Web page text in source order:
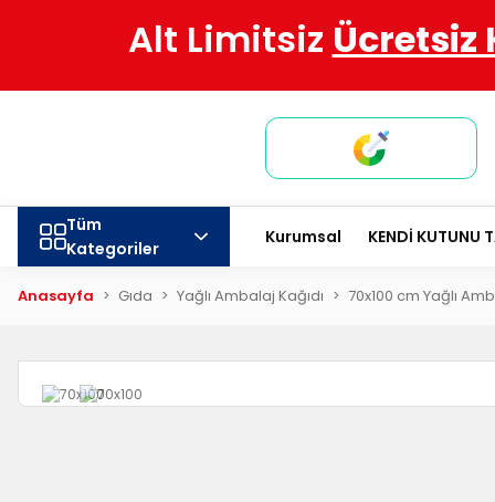
Alt Limitsiz Ücretsiz
Tüm
Kategoriler
Kurumsal KENDİ KUTUNU
Anasayfa Gıda Yağlı Ambalaj Kağıdı 70x100 cm Yağlı